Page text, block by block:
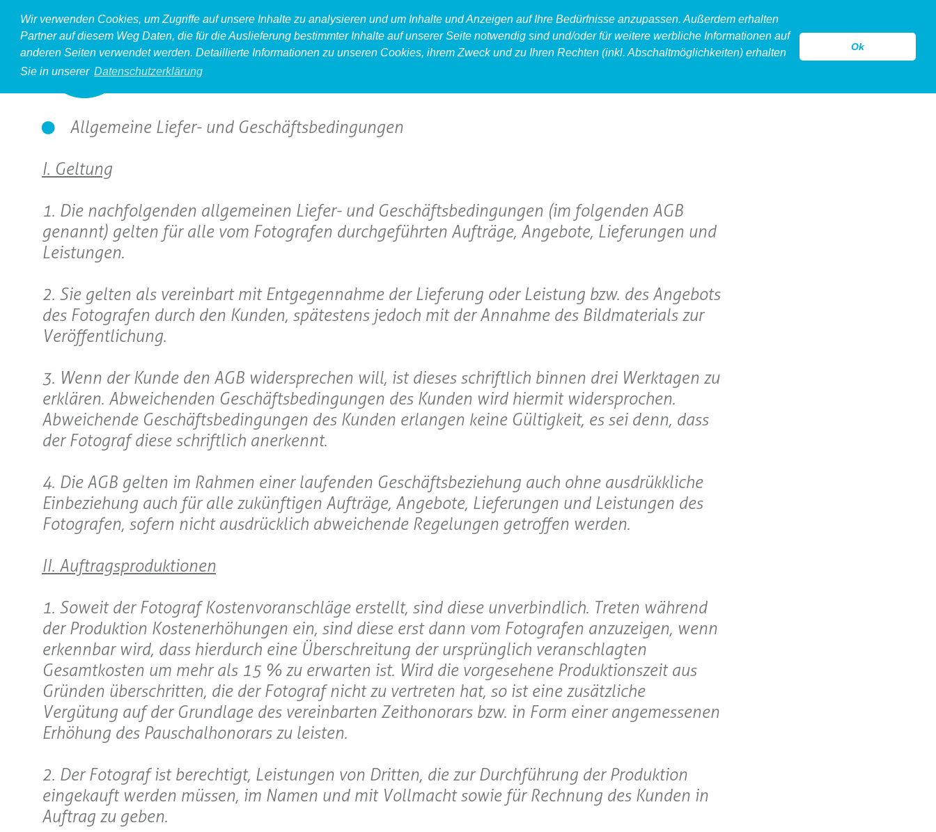
Wir verwenden Cookies, um Zugriffe auf unsere Inhalte zu analysieren und um Inhalte und Anzeigen auf Ihre Bedürfnisse anzupassen. Außerdem erhalten
Partner auf diesem Weg Daten, die für die Auslieferung bestimmter Inhalte auf unserer Seite notwendig sind und/oder für weitere werbliche Informationen auf
anderen Seiten verwendet werden. Detaillierte Informationen zu unseren Cookies, ihrem Zweck und zu Ihren Rechten (inkl. Abschaltmöglichkeiten) erhalten
Sie in unserer Datenschutzerklärung
Ok
hollow kontakt
Allgemeine Liefer- und Geschäftsbedingungen
I. Geltung
1. Die nachfolgenden allgemeinen Liefer- und Geschäftsbedingungen (im folgenden AGB
genannt) gelten für alle vom Fotografen durchgeführten Aufträge, Angebote, Lieferungen und
Leistungen.
2. Sie gelten als vereinbart mit Entgegennahme der Lieferung oder Leistung bzw. des Angebots
des Fotografen durch den Kunden, spätestens jedoch mit der Annahme des Bildmaterials zur
Veröffentlichung.
3. Wenn der Kunde den AGB widersprechen will, ist dieses schriftlich binnen drei Werktagen zu
erklären. Abweichenden Geschäftsbedingungen des Kunden wird hiermit widersprochen.
Abweichende Geschäftsbedingungen des Kunden erlangen keine Gültigkeit, es sei denn, dass
der Fotograf diese schriftlich anerkennt.
4. Die AGB gelten im Rahmen einer laufenden Geschäftsbeziehung auch ohne ausdrükkliche
Einbeziehung auch für alle zukünftigen Aufträge, Angebote, Lieferungen und Leistungen des
Fotografen, sofern nicht ausdrücklich abweichende Regelungen getroffen werden.
II. Auftragsproduktionen
1. Soweit der Fotograf Kostenvoranschläge erstellt, sind diese unverbindlich. Treten während
der Produktion Kostenerhöhungen ein, sind diese erst dann vom Fotografen anzuzeigen, wenn
erkennbar wird, dass hierdurch eine Überschreitung der ursprünglich veranschlagten
Gesamtkosten um mehr als 15 % zu erwarten ist. Wird die vorgesehene Produktionszeit aus
Gründen überschritten, die der Fotograf nicht zu vertreten hat, so ist eine zusätzliche
Vergütung auf der Grundlage des vereinbarten Zeithonorars bzw. in Form einer angemessenen
Erhöhung des Pauschalhonorars zu leisten.
2. Der Fotograf ist berechtigt, Leistungen von Dritten, die zur Durchführung der Produktion
eingekauft werden müssen, im Namen und mit Vollmacht sowie für Rechnung des Kunden in
Auftrag zu geben.